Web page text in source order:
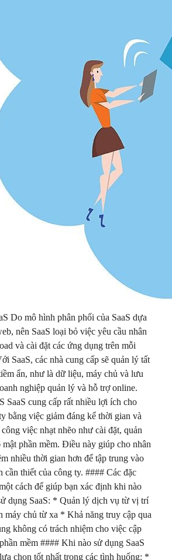
Do mô hình phân phối của SaaS dựa
nên SaaS loại bỏ việc yêu cầu nhân
và cài đặt các ứng dụng trên mỗi
SaaS, các nhà cung cấp sẽ quản lý tất
ẩn, như là dữ liệu, máy chủ và lưu
nghiệp quản lý và hỗ trợ online.
SaaS cung cấp rất nhiều lợi ích cho
bằng việc giảm đáng kể thời gian và
việc nhạt nhẽo như cài đặt, quản
mật phần mềm. Điều này giúp cho nhân
nhiều thời gian hơn để tập trung vào
cần thiết của công ty. #### Các đặc
cách để giúp bạn xác định khi nào
dụng SaaS: * Quản lý dịch vụ từ vị trí
máy chủ từ xa * Khả năng truy cập qua
không có trách nhiệm cho việc cập
mềm #### Khi nào sử dụng SaaS
chọn tốt nhất trong các tình huống: *